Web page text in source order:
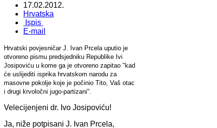
17.02.2012.
Hrvatska
Ispis
E-mail
Hrvatski povjesničar J. Ivan Prcela uputio je
otvoreno pismu predsjedniku Republike Ivi
Josipoviću u kome ga je otvoreno zapitao "kad
će uslijediti isprika hrvatskom narodu za
masovne pokolje koje je počinio Tito, Vaš otac
i drugi krvoločni jugo-partizani".
Velecijenjeni dr. Ivo Josipoviću!
Ja, niže potpisani J. Ivan Prcela,